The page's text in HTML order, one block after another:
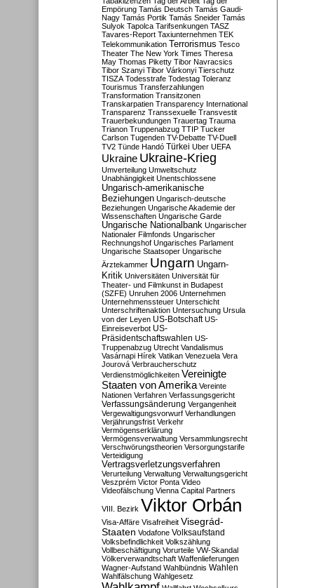
Empörung Tamás Deutsch Tamás Gaudi-
Nagy Tamás Portik Tamás Sneider Tamás
Sulyok Tapolca Tarifsenkungen TASZ
Tavares-Report Taxiunternehmen TEK
Telekommunikation Terrorismus Tesco
Theater The New York Times Theresa
May Thomas Piketty Tibor Navracsics
Tibor Szanyi Tibor Várkonyi Tierschutz
TISZA Todesstrafe Todestag Toleranz
Tourismus Transferzahlungen
Transformation Transitzonen
Transkarpatien Transparency International
Transparenz Transsexuelle Transvestit
Trauerbekundungen Trauertag Trauma
Trianon Truppenabzug TTIP Tucker
Carlson Tugenden TV-Debatte TV-Duell
TV2 Tünde Handó Türkei Uber UEFA
Ukraine Ukraine-Krieg
Umverteilung Umweltschutz
Unabhängigkeit Unentschlossene
Ungarisch-amerikanische
Beziehungen Ungarisch-deutsche
Beziehungen Ungarische Akademie der
Wissenschaften Ungarische Garde
Ungarische Nationalbank Ungarischer
Nationaler Filmfonds Ungarischer
Rechnungshof Ungarisches Parlament
Ungarische Staatsoper Ungarische
Ärztekammer Ungarn Ungarn-
Kritik Universitäten Universität für
Theater- und Filmkunst in Budapest
(SZFE) Unruhen 2006 Unternehmen
Unternehmenssteuer Unterschicht
Unterschriftenaktion Untersuchung Ursula
von der Leyen US-Botschaft US-
Einreiseverbot US-
Präsidentschaftswahlen US-
Truppenabzug Utrecht Vandalismus
Vasárnapi Hírek Vatikan Venezuela Vera
Jourová Verbraucherschutz
Verdienstmöglichkeiten Vereinigte
Staaten von Amerika Vereinte
Nationen Verfahren Verfassungsgericht
Verfassungsänderung Vergangenheit
Vergewaltigungsvorwurf Verhandlungen
Verjährungsfrist Verkehr
Vermögenserklärung
Vermögensverwaltung Versammlungsrecht
Verschwörungstheorien Versorgungstarife
Verteidigung
Vertragsverletzungsverfahren
Verurteilung Verwaltung Verwaltungsgericht
Veszprém Victor Ponta Video
Videofälschung Vienna Capital Partners
VIII. Bezirk Viktor Orbán
Visa-Affäre Visafreiheit Visegrád-
Staaten Vodafone Volksaufstand
Volksbefindlichkeit Volkszählung
Vollbeschäftigung Vorurteile VW-Skandal
Völkerverwandtschaft Waffenlieferungen
Wagner-Aufstand Wahlbündnis Wahlen
Wahlfälschung Wahlgesetz